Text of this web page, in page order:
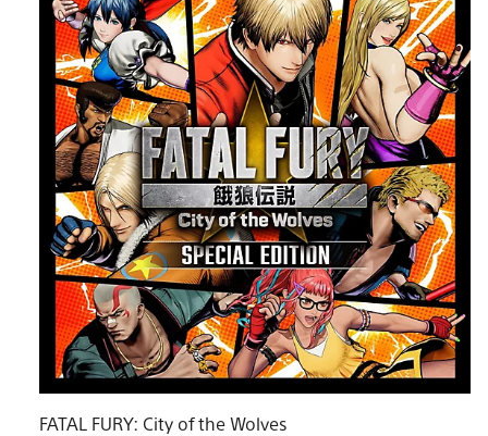
FATAL FURY: City of the Wolves